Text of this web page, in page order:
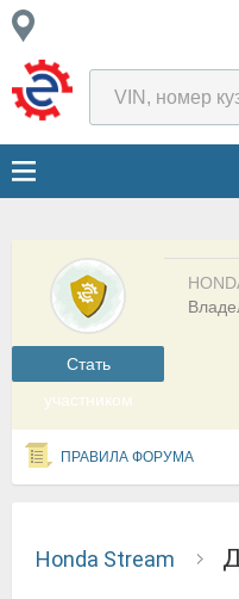
Cтать
участником
ПРАВИЛА ФОРУМА
Honda Stream